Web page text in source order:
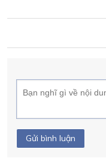
Gửi bình luận